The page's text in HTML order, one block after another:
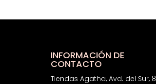
INFORMACIÓN DE
CONTACTO
Tiendas Agatha, Avd. del Sur, 8